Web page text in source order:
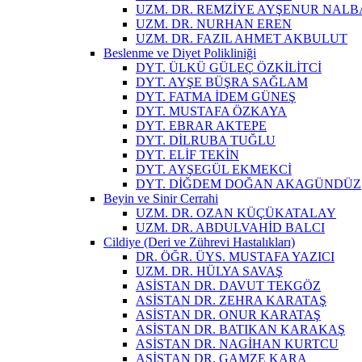
UZM. DR. REMZİYE AYŞENUR
UZM. DR. NURHAN EREN
UZM. DR. FAZIL AHMET AKBULUT
Beslenme ve Diyet Polikliniği
DYT. ÜLKÜ GÜLEÇ ÖZKİLİTCİ
DYT. AYŞE BÜŞRA SAĞLAM
DYT. FATMA İDEM GÜNEŞ
DYT. MUSTAFA ÖZKAYA
DYT. EBRAR AKTEPE
DYT. DİLRUBA TUĞLU
DYT. ELİF TEKİN
DYT. AYŞEGÜL EKMEKCİ
DYT. DİĞDEM DOĞAN AKAGÜNDÜZ
Beyin ve Sinir Cerrahi
UZM. DR. OZAN KÜÇÜKATALAY
UZM. DR. ABDULVAHİD BALCI
Cildiye (Deri ve Zührevi Hastalıkları)
DR. ÖĞR. ÜYS. MUSTAFA YAZICI
UZM. DR. HÜLYA SAVAŞ
ASİSTAN DR. DAVUT TEKGÖZ
ASİSTAN DR. ZEHRA KARATAŞ
ASİSTAN DR. ONUR KARATAŞ
ASİSTAN DR. BATIKAN KARAKAŞ
ASİSTAN DR. NAGİHAN KURTCU
ASİSTAN DR. GAMZE KARA